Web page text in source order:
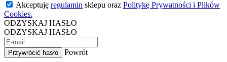
Akceptuję regulamin sklepu oraz Politykę Prywatności i Plików
Cookies.
ODZYSKAJ HASŁO
ODZYSKAJ HASŁO
Przywrócić hasło
Powrót